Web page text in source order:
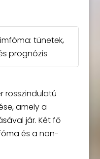
tünetek,
prognózis
rosszindulatú
amely a
jár. Két fő
és a non-